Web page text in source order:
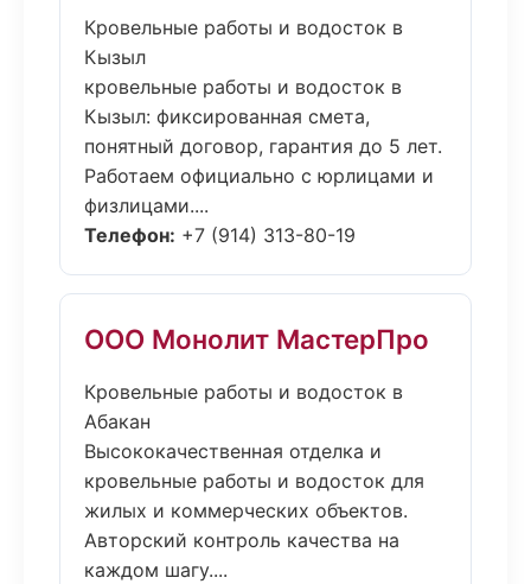
Кровельные работы и водосток в
Кызыл
кровельные работы и водосток в
Кызыл: фиксированная смета,
понятный договор, гарантия до 5 лет.
Работаем официально с юрлицами и
физлицами....
Телефон: +7 (914) 313-80-19
ООО Монолит МастерПро
Кровельные работы и водосток в
Абакан
Высококачественная отделка и
кровельные работы и водосток для
жилых и коммерческих объектов.
Авторский контроль качества на
каждом шагу....